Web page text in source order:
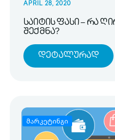
APRIL 28, 2020
საიტის ფასი – რა
შექმნა?
Დეტალურად
მარკეტინგი